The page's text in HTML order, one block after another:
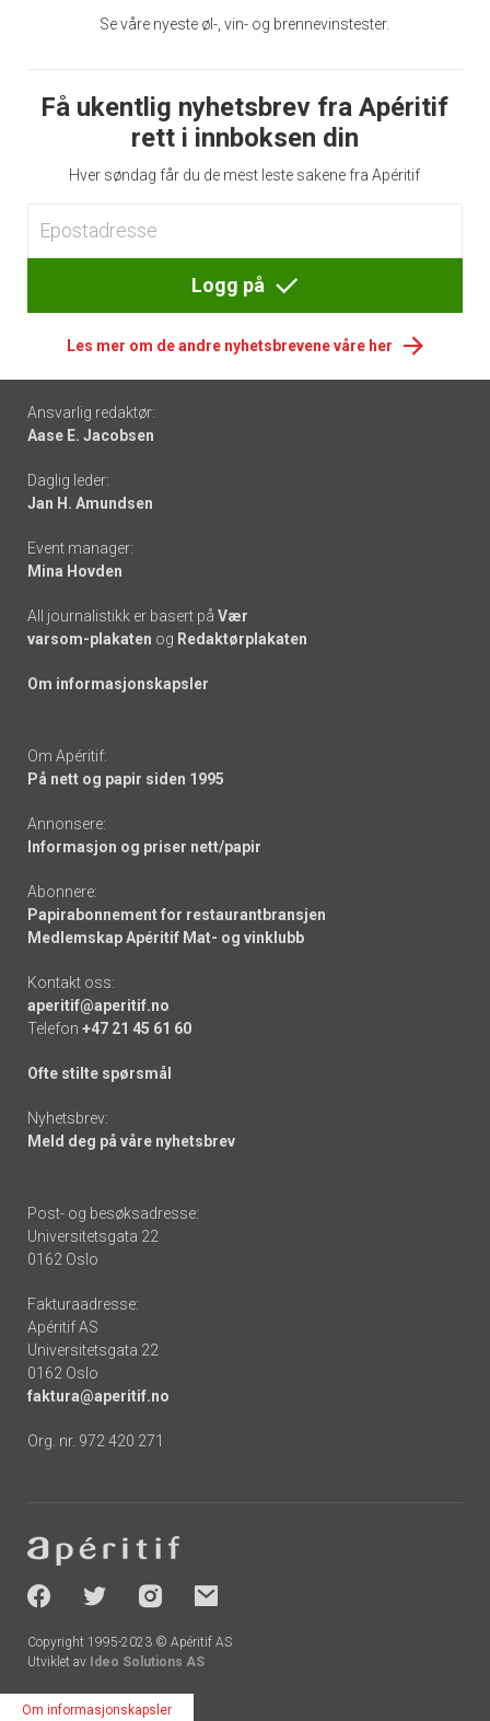
Se våre nyeste øl-, vin- og brennevinstester.
Få ukentlig nyhetsbrev fra Apéritif
rett i innboksen din
Hver søndag får du de mest leste sakene fra Apéritif
Logg på
Les mer om de andre nyhetsbrevene våre her
Footer
-
links
Ansvarlig redaktør:
Aase E. Jacobsen
Daglig leder:
Jan H. Amundsen
Event manager:
Mina Hovden
All journalistikk er basert på Vær
varsom-plakaten og Redaktørplakaten
Om informasjonskapsler
Om Apéritif:
På nett og papir siden 1995
Annonsere:
Informasjon og priser nett/papir
Abonnere:
Papirabonnement for restaurantbransjen
Medlemskap Apéritif Mat- og vinklubb
Kontakt oss:
aperitif@aperitif.no
Telefon +47 21 45 61 60
Ofte stilte spørsmål
Nyhetsbrev:
Meld deg på våre nyhetsbrev
Post- og besøksadresse:
Universitetsgata 22
0162 Oslo
Fakturaadresse:
Apéritif AS
Universitetsgata 22
0162 Oslo
faktura@aperitif.no
Org. nr. 972 420 271
-
socials
Copyright 1995-2023 © Apéritif AS
Utviklet av Ideo Solutions AS
Om informasjonskapsler